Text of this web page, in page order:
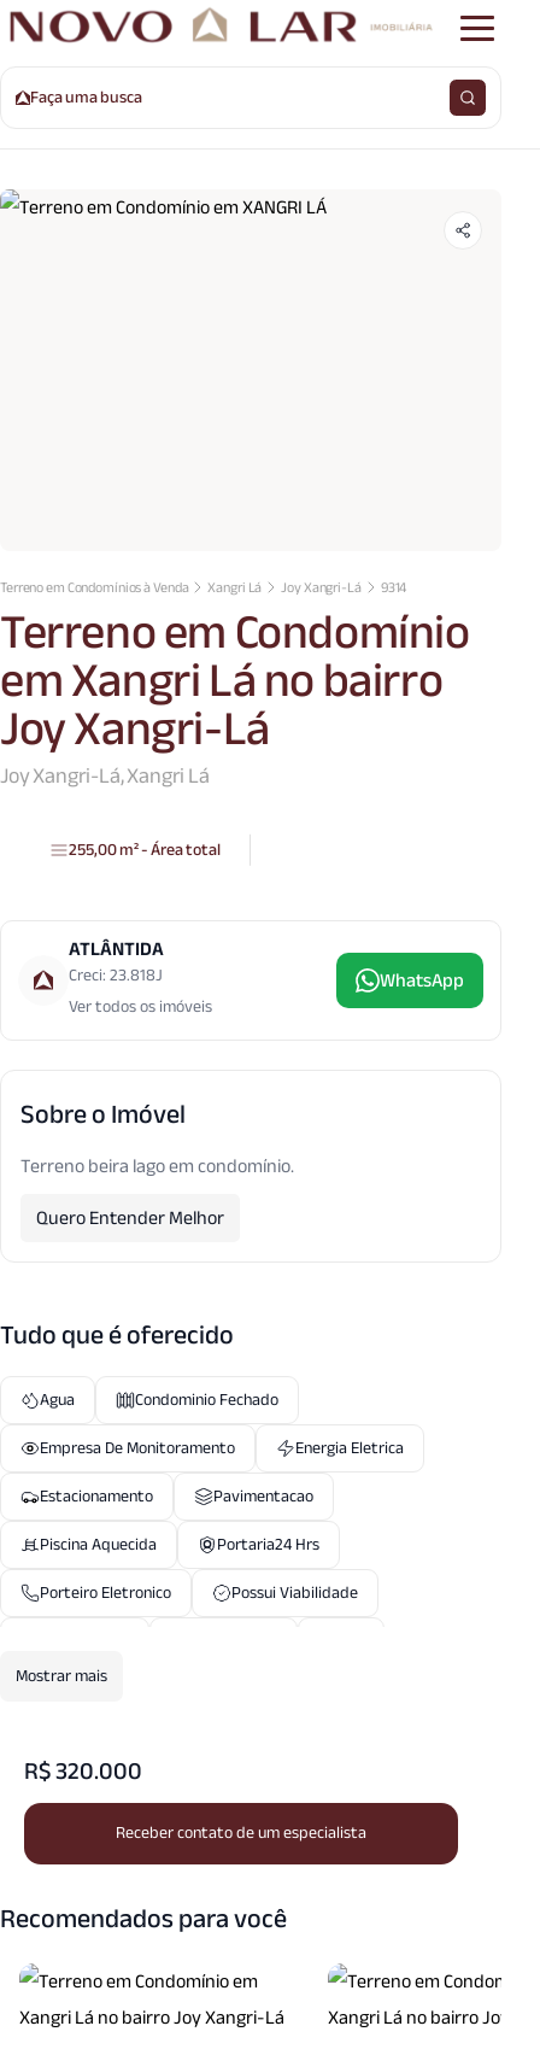
Faça uma busca
Terreno em Condomínios à Venda Xangri Lá Joy Xangri-Lá 9314
Terreno em Condomínio
em Xangri Lá no bairro
Joy Xangri-Lá
Joy Xangri-Lá, Xangri Lá
255,00 m² - Área total
ATLÂNTIDA
Creci: 23.818J
Ver todos os imóveis
WhatsApp
Sobre o Imóvel
Terreno beira lago em condomínio.
Quero Entender Melhor
Tudo que é oferecido
Agua
Condominio Fechado
Empresa De Monitoramento
Energia Eletrica
Estacionamento
Pavimentacao
Piscina Aquecida
Portaria24 Hrs
Porteiro Eletronico
Possui Viabilidade
Vigilancia24 Horas
Mostrar mais
R$ 320.000
Receber contato de um especialista
Recomendados para você